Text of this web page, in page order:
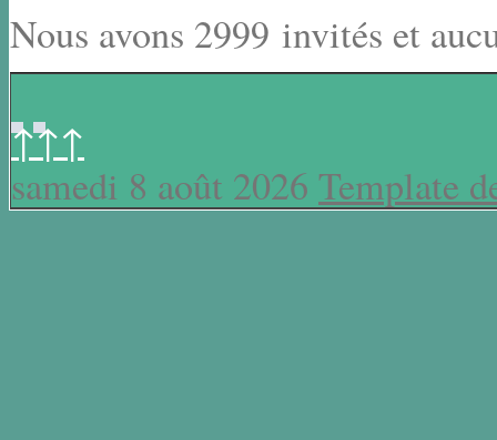
Nous avons 2999 invités et
↑↑↑
samedi 8 août 2026 Template